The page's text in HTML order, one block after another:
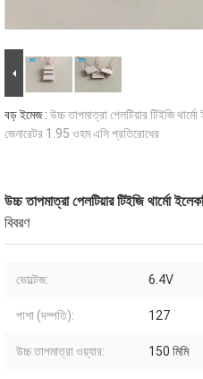
বড় ইমেজ : উচ্চ তাপমাত্রা পেলটিয়ার টিইজি
জেনারেটর 1.95 ওহম এসি প্রতিরোধের
উচ্চ তাপমাত্রা পেলটিয়ার টিইজি থার্মো
বিবরণ
ভোল্টেজ: 6.4V
পাশা (দম্পতি): 127
উচ্চ তাপমাত্রা ওয়্যার: 150 মিমি